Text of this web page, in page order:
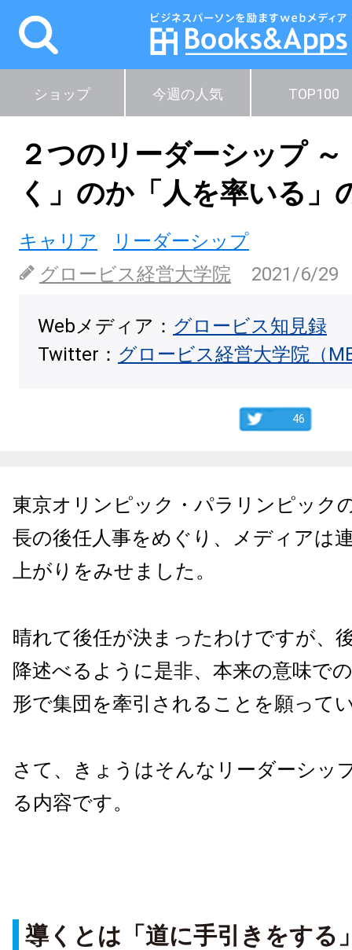
ショップ 今週の人気 TOP100
２つのリーダーシップ
く」のか「人を率いる」
キャリア
リーダーシップ
グロービス経営大学院
2021/6/29
Webメディア： グロービス知見録
Twitter： グロービス経営大学院（
46
東京オリンピック・パラリンピック
長の後任人事をめぐり、メディアは
上がりをみせました。
晴れて後任が決まったわけですが、
降述べるように是非、本来の意味で
形で集団を牽引されることを願って
さて、きょうはそんなリーダーシッ
る内容です。
導くとは「道に手引きをする